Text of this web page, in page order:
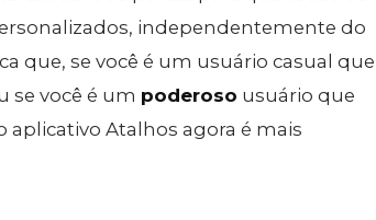
independentemente do
que, se você é um usuário casual que
se você é um poderoso usuário que
aplicativo Atalhos agora é mais